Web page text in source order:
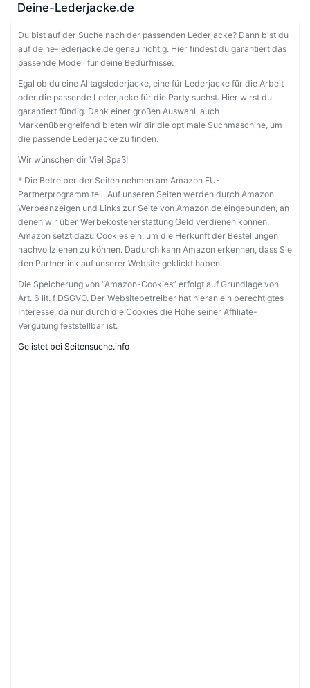
Deine-Lederjacke.de
Du bist auf der Suche nach der passenden Lederjacke? Dann bist du
auf deine-lederjacke.de genau richtig. Hier findest du garantiert das
passende Modell für deine Bedürfnisse.
Egal ob du eine Alltagslederjacke, eine für Lederjacke für die Arbeit
oder die passende Lederjacke für die Party suchst. Hier wirst du
garantiert fündig. Dank einer großen Auswahl, auch
Markenübergreifend bieten wir dir die optimale Suchmaschine, um
die passende Lederjacke zu finden.
Wir wünschen dir Viel Spaß!
* Die Betreiber der Seiten nehmen am Amazon EU-
Partnerprogramm teil. Auf unseren Seiten werden durch Amazon
Werbeanzeigen und Links zur Seite von Amazon.de eingebunden, an
denen wir über Werbekostenerstattung Geld verdienen können.
Amazon setzt dazu Cookies ein, um die Herkunft der Bestellungen
nachvollziehen zu können. Dadurch kann Amazon erkennen, dass Sie
den Partnerlink auf unserer Website geklickt haben.
Die Speicherung von “Amazon-Cookies” erfolgt auf Grundlage von
Art. 6 lit. f DSGVO. Der Websitebetreiber hat hieran ein berechtigtes
Interesse, da nur durch die Cookies die Höhe seiner Affiliate-
Vergütung feststellbar ist.
Gelistet bei Seitensuche.info